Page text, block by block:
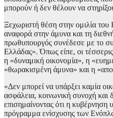
μπορούν ή δεν θέλουν να
Ξεχωριστή θέση στην ομιλία
αναφορά στην άμυνα και τη
πρωθυπουργός συνέδεσε με το
Ελλάδας». Όπως είπε, οι
η «δυναμική οικονομία», η
«θωρακισμένη άμυνα» και η
«Δεν μπορεί να υπάρξει καμία
ασφάλεια, κοινωνική συνοχή και
επισημαίνοντας ότι η κυβέρνηση
πρόγραμμα ενίσχυσης των